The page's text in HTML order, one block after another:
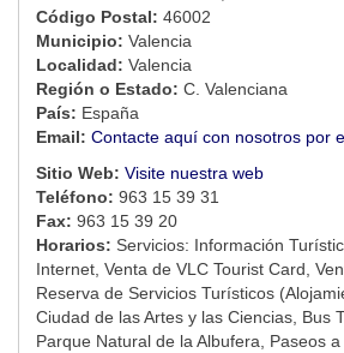
Código Postal: 46002
Municipio: Valencia
Localidad: Valencia
Región o Estado: C. Valenciana
País: España
Email: Contacte aquí con nosotros por
Sitio Web: Visite nuestra web
Teléfono: 963 15 39 31
Fax: 963 15 39 20
Horarios: Servicios: Información
Internet, Venta de VLC Tourist Card,
Reserva de Servicios Turísticos
Ciudad de las Artes y las Ciencias, Bus
Parque Natural de la Albufera, Paseos